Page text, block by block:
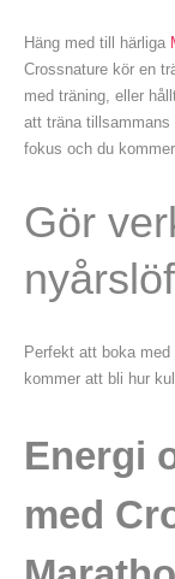
Häng med till härliga
Crossnature kör en
med träning, eller
att träna
fokus och du
Gör
Perfekt att boka
kommer att bli hur
Energi
med